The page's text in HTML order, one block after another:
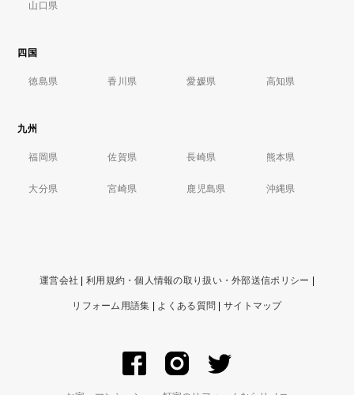
山口県
四国
徳島県 香川県 愛媛県 高知県
九州
福岡県 佐賀県 長崎県 熊本県
大分県 宮崎県 鹿児島県 沖縄県
運営会社 利用規約・個人情報の取り扱い・外部送信ポリシー
リフォーム用語集 よくある質問 サイトマップ